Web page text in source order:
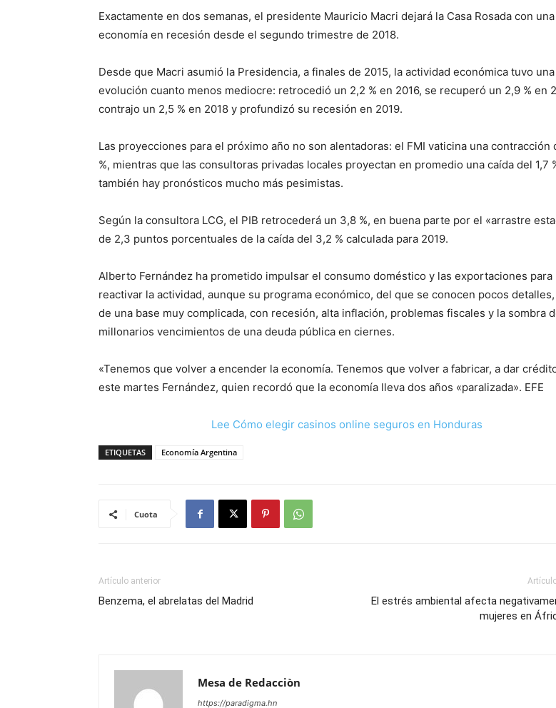
Exactamente en dos semanas, el presidente Mauricio Macri dejará la Casa Rosada con una
economía en recesión desde el segundo trimestre de 2018.
Desde que Macri asumió la Presidencia, a finales de 2015, la actividad económica tuvo una
evolución cuanto menos mediocre: retrocedió un 2,2 % en 2016, se recuperó un 2,9 % en
contrajo un 2,5 % en 2018 y profundizó su recesión en 2019.
Las proyecciones para el próximo año no son alentadoras: el FMI vaticina una contracción
%, mientras que las consultoras privadas locales proyectan en promedio una caída del 1,7
también hay pronósticos mucho más pesimistas.
Según la consultora LCG, el PIB retrocederá un 3,8 %, en buena parte por el «arrastre
de 2,3 puntos porcentuales de la caída del 3,2 % calculada para 2019.
Alberto Fernández ha prometido impulsar el consumo doméstico y las exportaciones para
reactivar la actividad, aunque su programa económico, del que se conocen pocos
de una base muy complicada, con recesión, alta inflación, problemas fiscales y la sombra
millonarios vencimientos de una deuda pública en ciernes.
«Tenemos que volver a encender la economía. Tenemos que volver a fabricar, a dar
este martes Fernández, quien recordó que la economía lleva dos años «paralizada». EFE
Lee Cómo elegir casinos online seguros en Honduras
ETIQUETAS Economía Argentina
Cuota
Artículo anterior
Benzema, el abrelatas del Madrid
El estrés ambiental afecta
mujeres en
Mesa de Redacciòn
https://paradigma.hn